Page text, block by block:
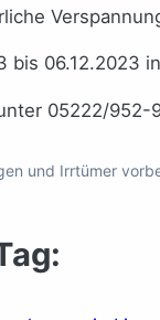
bis 06.12.2023
05222/
und Irrtümer